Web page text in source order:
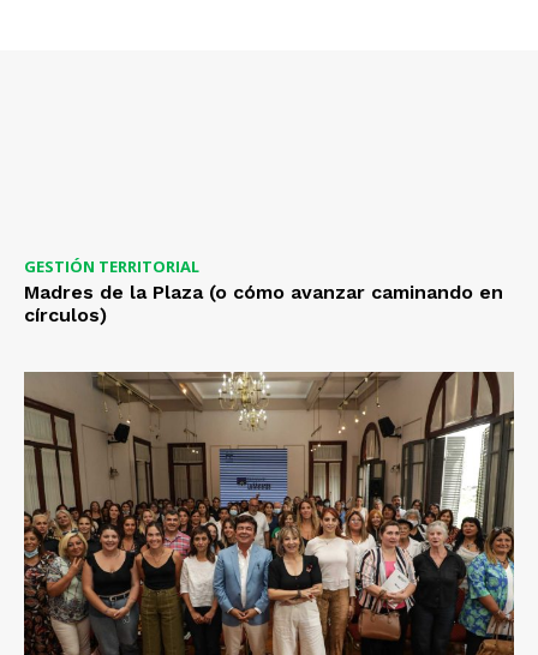
GESTIÓN TERRITORIAL
Madres de la Plaza (o cómo avanzar caminando en
círculos)